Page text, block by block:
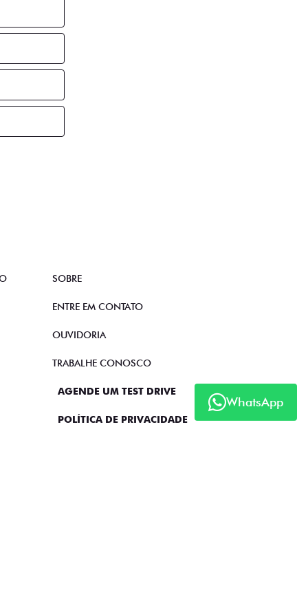
WhatsApp
SOBRE
ENTRE EM CONTATO
OUVIDORIA
TRABALHE CONOSCO
AGENDE UM TEST DRIVE
POLÍTICA DE PRIVACIDADE